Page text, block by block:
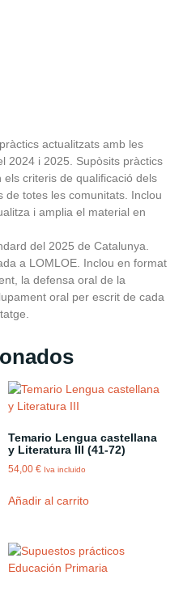
actualitzats amb les
2024 i 2025. Supòsits pràctics
criteris de qualificació dels
de totes les comunitats. Inclou
i amplia el material en
del 2025 de Catalunya.
a LOMLOE. Inclou en format
la defensa oral de la
oral per escrit de cada
Temario Lengua castellana
y Literatura III (41-72)
54,00€ Iva incluido
Añadir al carrito